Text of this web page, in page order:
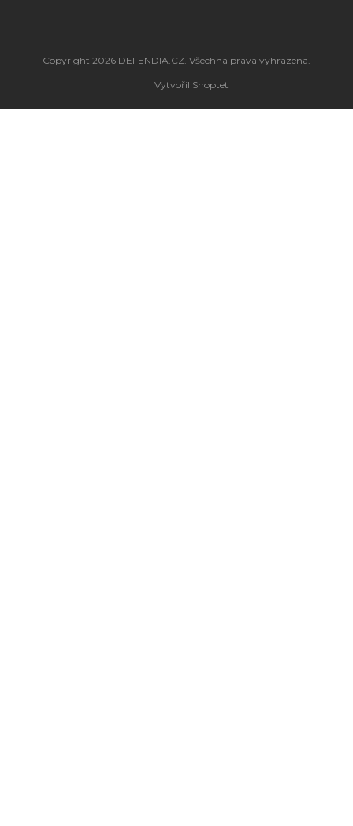
Vytvořil Shoptet
Copyright 2026 DEFENDIA.CZ. Všechna práva vyhrazena.